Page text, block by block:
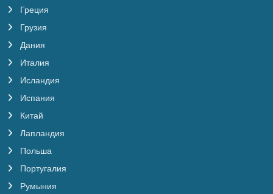
Греция
Грузия
Дания
Италия
Исландия
Испания
Китай
Лапландия
Польша
Португалия
Румыния